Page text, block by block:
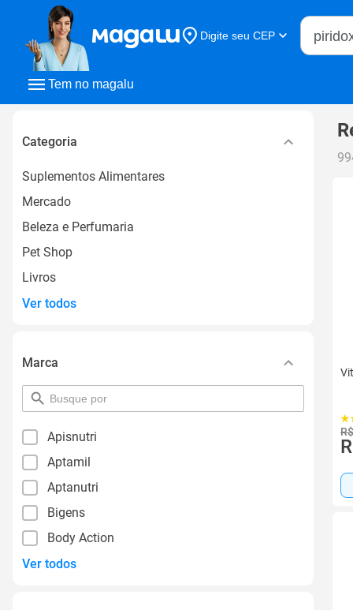
Tem no magalu
Digite seu CEP
Buscar
Categoria
Suplementos Alimentares
Mercado
Beleza e Perfumaria
Pet Shop
Livros
Ver todos
Marca
pesquisar
por
Apisnutri
Aptamil
Aptanutri
Bigens
Body Action
Ver todos